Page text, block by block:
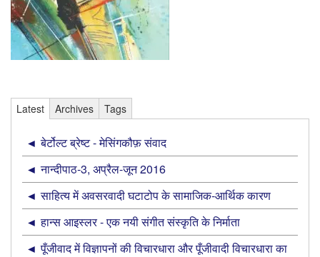
Latest
बेर्टोल्ट ब्रेष्ट - मेसिंगकौफ़ संवाद
नान्‍दीपाठ-3, अप्रैल-जून 2016
साहित्य में अवसरवादी घटाटोप के सामाजिक-आर्थिक कारण
हान्स आइस्लर - एक नयी संगीत संस्कृति के निर्माता
पूँजीवाद में विज्ञापनों की विचारधारा और पूँजीवादी विचारधारा का
Archives Tags